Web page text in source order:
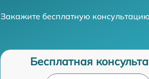
Закажите бесплатную консультацию
Бесплатная